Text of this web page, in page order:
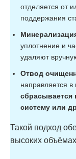
отделяется от
поддержания
уплотнение и
удаляют
Отвод
направляется
систему или
Такой подход
высоких